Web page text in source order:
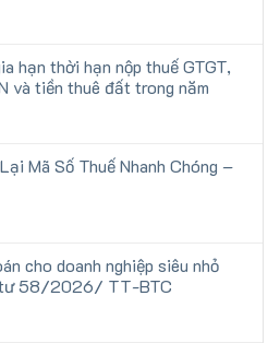
hạn thời hạn nộp thuế GTGT,
và tiền thuê đất trong năm
Mã Số Thuế Nhanh Chóng –
cho doanh nghiệp siêu nhỏ
tư 58/2026/ TT-BTC